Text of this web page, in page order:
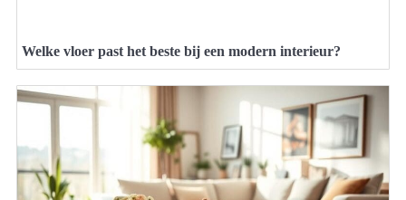
Welke vloer past het beste bij een modern interieur?